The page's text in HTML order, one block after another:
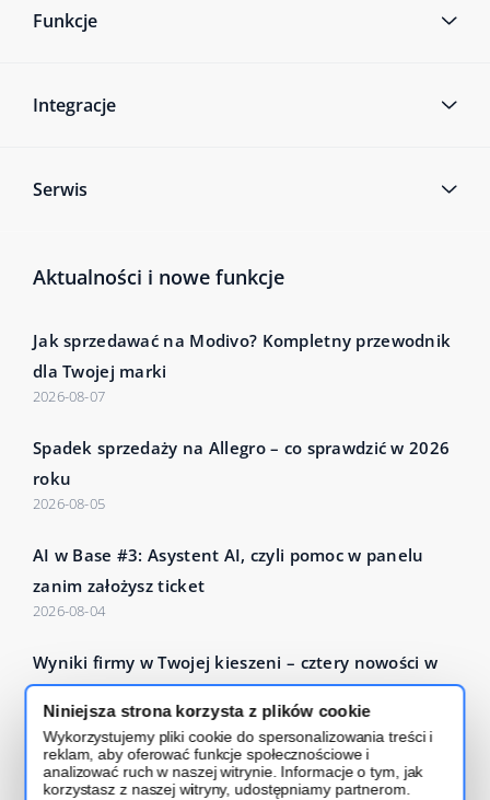
Niniejsza strona korzysta z plików cookie
Wykorzystujemy pliki cookie do spersonalizowania treści i
reklam, aby oferować funkcje społecznościowe i
analizować ruch w naszej witrynie. Informacje o tym, jak
korzystasz z naszej witryny, udostępniamy partnerom.
Funkcje
Integracje
Serwis
Aktualności i nowe funkcje
Jak sprzedawać na Modivo? Kompletny przewodnik
dla Twojej marki
2026-08-07
Spadek sprzedaży na Allegro – co sprawdzić w 2026
roku
2026-08-05
AI w Base #3: Asystent AI, czyli pomoc w panelu
zanim założysz ticket
2026-08-04
Wyniki firmy w Twojej kieszeni – cztery nowości w
Base Analytics
2026-07-27
Czytaj więcej – Base Blog